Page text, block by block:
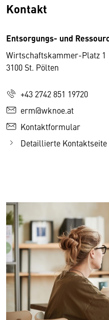
Kontakt
Entsorgungs- und
Wirtschaftskammer-Platz 1
3100 St. Pölten
+43 2742 851 19720
erm@wknoe.at
Kontaktformular
Detaillierte Kontaktseite